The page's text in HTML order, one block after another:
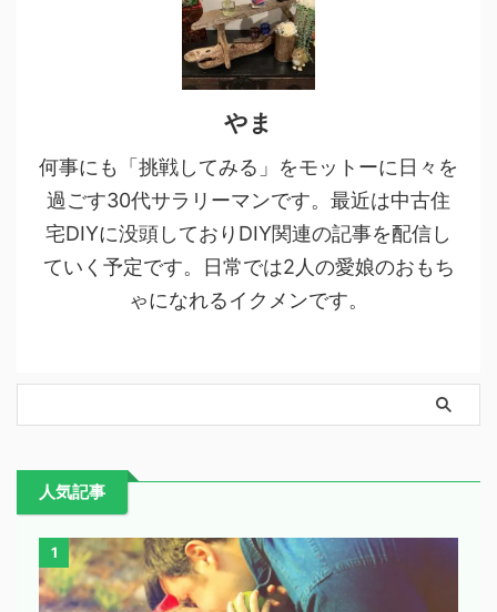
やま
何事にも「挑戦してみる」をモットーに日々を
過ごす30代サラリーマンです。最近は中古住
宅DIYに没頭しておりDIY関連の記事を配信し
ていく予定です。日常では2人の愛娘のおもち
ゃになれるイクメンです。
人気記事
1